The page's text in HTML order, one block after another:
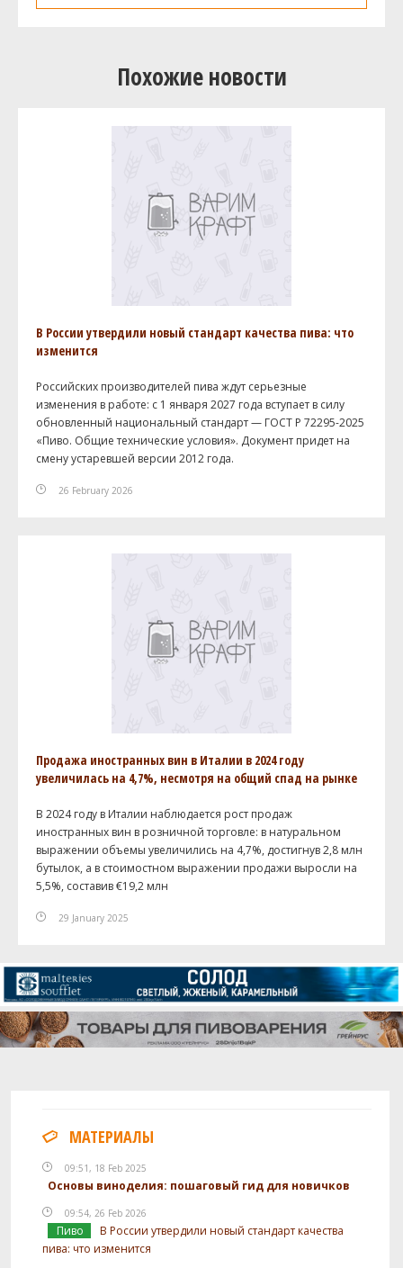
Похожие новости
В России утвердили новый стандарт качества пива: что
изменится
Российских производителей пива ждут серьезные
изменения в работе: с 1 января 2027 года вступает в силу
обновленный национальный стандарт — ГОСТ Р 72295-2025
«Пиво. Общие технические условия». Документ придет на
смену устаревшей версии 2012 года.
26 February 2026
Продажа иностранных вин в Италии в 2024 году
увеличилась на 4,7%, несмотря на общий спад на рынке
В 2024 году в Италии наблюдается рост продаж
иностранных вин в розничной торговле: в натуральном
выражении объемы увеличились на 4,7%, достигнув 2,8 млн
бутылок, а в стоимостном выражении продажи выросли на
5,5%, составив €19,2 млн
29 January 2025
МАТЕРИАЛЫ
09:51, 18 Feb 2025
Основы виноделия: пошаговый гид для новичков
09:54, 26 Feb 2026
Пиво
В России утвердили новый стандарт качества
пива: что изменится